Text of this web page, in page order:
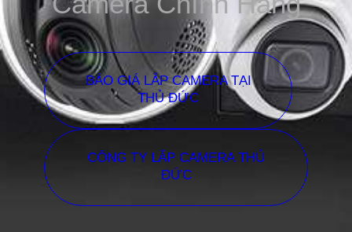
BÁO GIÁ LẮP CAMERA TẠI
THỦ ĐỨC
CÔNG TY LẮP CAMERA THỦ
ĐỨC